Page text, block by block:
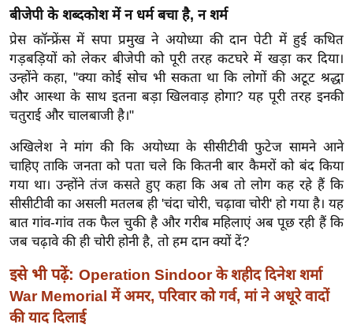
ल
श
ख्सि
य
त
ग
इं
डि
या
सा
त्य
ज
ग
बीजेपी के शब्दकोश में न धर्म बचा है, न शर्म
प्रेस कॉन्फ्रेंस में सपा प्रमुख ने अयोध्या की दान पेटी में हुई कथित
गड़बड़ियों को लेकर बीजेपी को पूरी तरह कटघरे में खड़ा कर दिया।
उन्होंने कहा, "क्या कोई सोच भी सकता था कि लोगों की अटूट श्रद्धा
और आस्था के साथ इतना बड़ा खिलवाड़ होगा? यह पूरी तरह इनकी
चतुराई और चालबाजी है।"
अखिलेश ने मांग की कि अयोध्या के सीसीटीवी फुटेज सामने आने
चाहिए ताकि जनता को पता चले कि कितनी बार कैमरों को बंद किया
गया था। उन्होंने तंज कसते हुए कहा कि अब तो लोग कह रहे हैं कि
सीसीटीवी का असली मतलब ही 'चंदा चोरी, चढ़ावा चोरी' हो गया है। यह
बात गांव-गांव तक फैल चुकी है और गरीब महिलाएं अब पूछ रही हैं कि
जब चढ़ावे की ही चोरी होनी है, तो हम दान क्यों दें?
इसे भी पढ़ें: Operation Sindoor के शहीद दिनेश शर्मा
War Memorial में अमर, परिवार को गर्व, मां ने अधूरे वादों
की याद दिलाई